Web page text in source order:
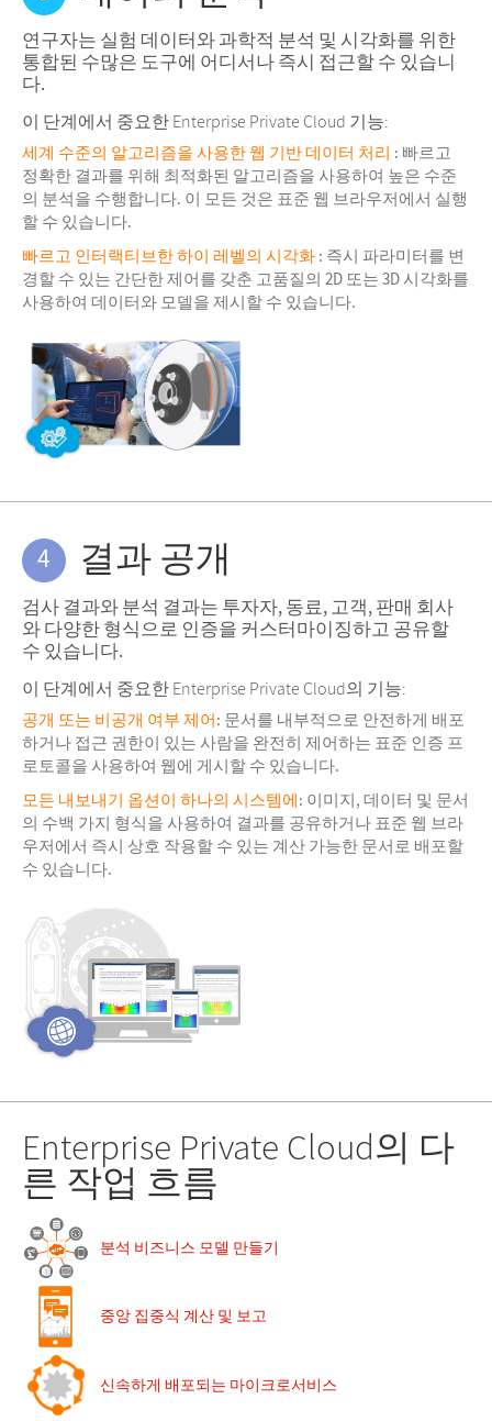
연구자는 실험 데이터와 과학적 분석 및 시각화를 위한
통합된 수많은 도구에 어디서나 즉시 접근할 수 있습니
다.
이 단계에서 중요한 Enterprise Private Cloud 기능:
세계 수준의 알고리즘을 사용한 웹 기반 데이터 처리 : 빠르고
정확한 결과를 위해 최적화된 알고리즘을 사용하여 높은 수준
의 분석을 수행합니다. 이 모든 것은 표준 웹 브라우저에서 실행
할 수 있습니다.
빠르고 인터랙티브한 하이 레벨의 시각화 : 즉시 파라미터를 변
경할 수 있는 간단한 제어를 갖춘 고품질의 2D 또는 3D 시각화를
사용하여 데이터와 모델을 제시할 수 있습니다.
4 결과 공개
검사 결과와 분석 결과는 투자자, 동료, 고객, 판매 회사
와 다양한 형식으로 인증을 커스터마이징하고 공유할
수 있습니다.
이 단계에서 중요한 Enterprise Private Cloud의 기능:
공개 또는 비공개 여부 제어: 문서를 내부적으로 안전하게 배포
하거나 접근 권한이 있는 사람을 완전히 제어하는 표준 인증 프
로토콜을 사용하여 웹에 게시할 수 있습니다.
모든 내보내기 옵션이 하나의 시스템에: 이미지, 데이터 및 문서
의 수백 가지 형식을 사용하여 결과를 공유하거나 표준 웹 브라
우저에서 즉시 상호 작용할 수 있는 계산 가능한 문서로 배포할
수 있습니다.
Enterprise Private Cloud의 다
른 작업 흐름
분석 비즈니스 모델 만들기
중앙 집중식 계산 및 보고
신속하게 배포되는 마이크로서비스